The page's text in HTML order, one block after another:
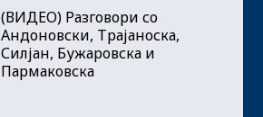
(ВИДЕО) Разговори со
Андоновски, Трајаноска,
Силјан, Бужаровска и
Пармаковска